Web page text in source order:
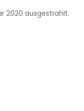
2020 ausgestrahlt.